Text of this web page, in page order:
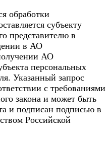
обработки
субъекту
представителю в
в АО
АО
персональных
Указанный запрос
с требованиями
закона и может быть
и подписан подписью в
Российской